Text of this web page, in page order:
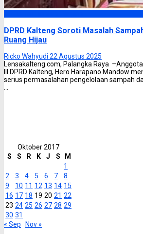
DPRD Kalteng Soroti Masalah
Ruang Hijau
Ricko Wahyudi 22 Agustus 2025
Lensakalteng.com, Palangka Raya
III DPRD Kalteng, Hero Harapano Mandow
serius permasalahan pengelolaan sampah
Oktober 2017
S
S R K J S
M
1
2
3 4 5 6 7
8
9
10 11 12 13 14 15
16 17 18 19 20 21 22
23 24 25 26 27 28 29
30 31
« Sep
Nov »